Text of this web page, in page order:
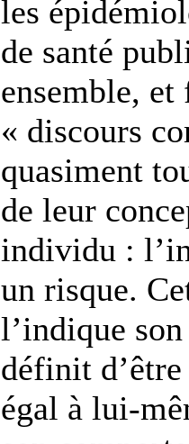
les
de santé
ensemble,
« discours
quasiment
de leur
individu :
un risque.
l’indique
définit
égal à lui-